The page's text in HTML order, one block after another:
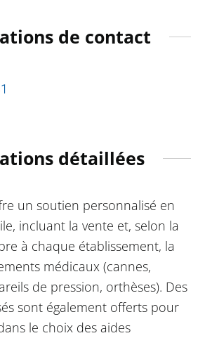
de contact
détaillées
un soutien personnalisé en
incluant la vente et, selon la
à chaque établissement, la
médicaux (cannes,
de pression, orthèses). Des
sont également offerts pour
le choix des aides